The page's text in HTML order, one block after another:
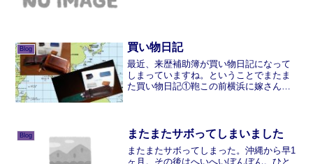
ういえば今日はおいらの誕生...
Blog 買い物日記
最近、来歴補助簿が買い物日記になって
しまっていますね。ということでまたま
た買い物日記①鞄この前横浜に嫁さんの
く愛用できそうな鞄に出会い...
Blog またまたサボってしまいました
またまたサボってしまった。沖縄から早1
ヶ月。その後はへいへいぼんぼん。ひと